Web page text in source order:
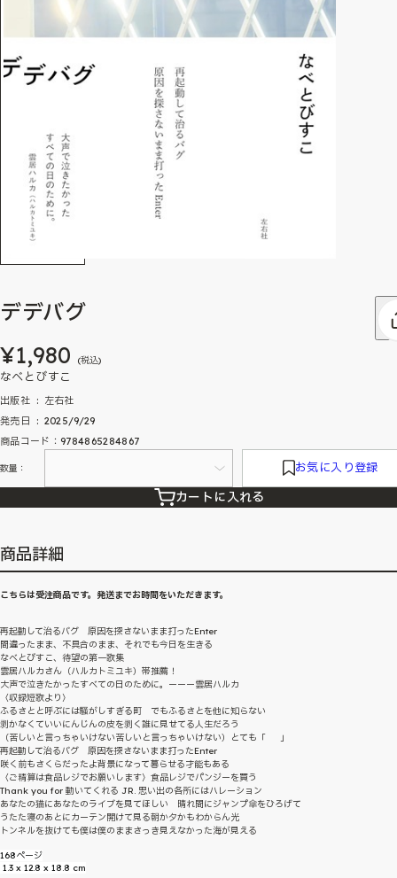
デデバグ
¥1,980 (税込)
なべとびすこ
出版社 ‏ : ‎ 左右社
発売日 ‏ : ‎ 2025/9/29
商品コード：9784865284867
数量： お気に入り登録
カートに入れる
商品詳細
こちらは受注商品です。発送までお時間をいただきます。
再起動して治るバグ 原因を探さないまま打ったEnter
間違ったまま、不具合のまま、それでも今日を生きる
なべとびすこ、待望の第一歌集
雲居ハルカさん（ハルカトミユキ）帯推薦！
大声で泣きたかったすべての日のために。ーーー雲居ハルカ
〈収録短歌より〉
ふるさとと呼ぶには騒がしすぎる町 でもふるさとを他に知らない
剥かなくていいにんじんの皮を剥く誰に見せてる人生だろう
（苦しいと言っちゃいけない苦しいと言っちゃいけない）とても「 」
再起動して治るバグ 原因を探さないまま打ったEnter
咲く前もさくらだったよ背景になって暮らせる才能もある
〈ご精算は食品レジでお願いします〉食品レジでパンジーを買う
Thank you for 動いてくれる JR. 思い出の各所にはハレーション
あなたの猫にあなたのライブを見てほしい 晴れ間にジャンプ傘をひろげて
うたた寝のあとにカーテン開けて見る朝か夕かもわからん光
トンネルを抜けても僕は僕のままさっき見えなかった海が見える
168ページ
1.3 x 12.8 x 18.8 cm